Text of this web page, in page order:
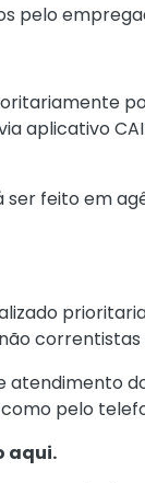
pelo
aplicativo
feito em
correntistas
pelo
aqui.